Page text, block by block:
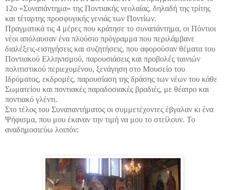
12ο «Συναπάντημα» της Ποντιακής νεολαίας, δηλαδή της τρίτης
και τέταρτης προσφυγικής γενιάς των Ποντίων.
Πραγματικά τις 4 μέρες που κράτησε το συναπάντημα, οι Πόντιοι
νέοι απόλαυσαν ένα πλούσιο πρόγραμμα που περιλάμβανε
διαλέξεις-εισηγήσεις και συζητήσεις, που αφορούσαν θέματα του
Ποντιακού Ελληνισμού, παρουσιάσεις και προβολές ταινιών
πολιτιστικού περιεχομένου, ξενάγηση στο Μουσείο του
Ιδρύματος, εκδρομές, παρουσίαση της δράσης των νέων του κάθε
Σωματείου και ποντιακές παραδοσιακές βραδιές, με θέατρο και
ποντιακό γλέντι.
Στο τέλος του Συναπαντήματος οι συμμετέχοντες έβγαλαν κι ένα
Ψήφισμα, που μου έκαναν την τιμή να μου το στείλουν. Το
αναδημοσιεύω λοιπόν: